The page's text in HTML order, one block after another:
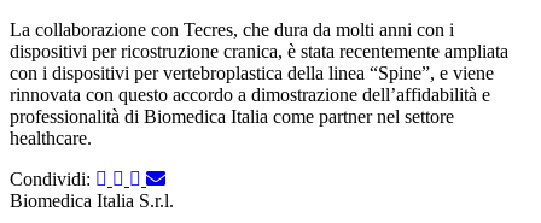
La collaborazione con Tecres, che dura da molti anni con i
dispositivi per ricostruzione cranica, è stata recentemente ampliata
con i dispositivi per vertebroplastica della linea “Spine”, e viene
rinnovata con questo accordo a dimostrazione dell’affidabilità e
professionalità di Biomedica Italia come partner nel settore
healthcare.
Condividi:
Biomedica Italia S.r.l.